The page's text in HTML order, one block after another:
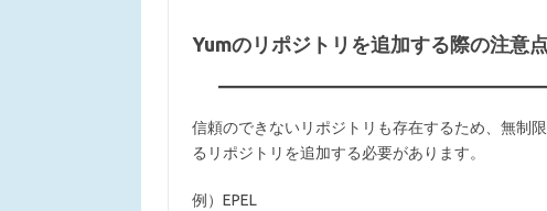
Yumのリポジトリを追加する際の注意点
信頼のできないリポジトリも存在するため、無制
るリポジトリを追加する必要があります。
例）EPEL